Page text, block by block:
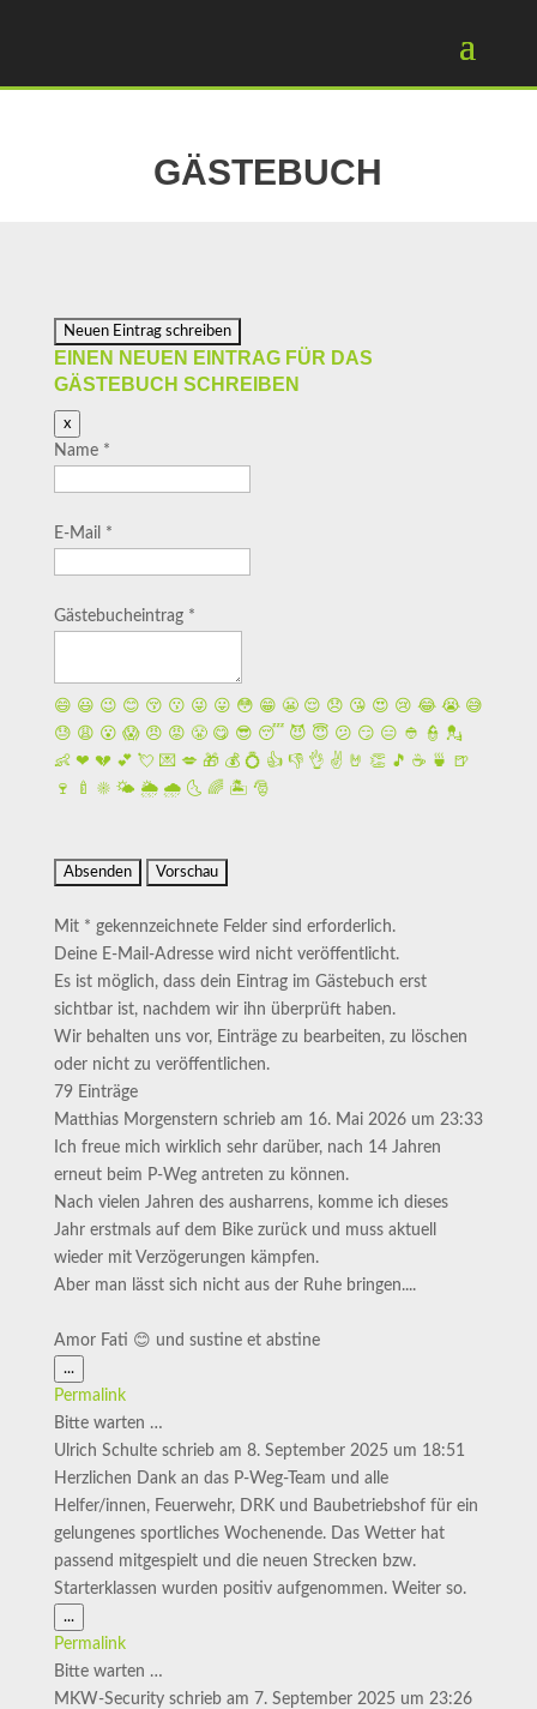
GÄSTEBUCH
EINEN NEUEN EINTRAG FÜR DAS
GÄSTEBUCH SCHREIBEN
xDieses
Formular
ausblenden
Name *
E-Mail *
Gästebucheintrag *
😄 😃 😉 😊 😚 😗 😜 😛 😳 😁 😬 😌 😞 😘 😍 😢 😂 😭 😅
😓 😩 😮 😱 😠 😡 😤 😋 😎 😴 😈 😇 😕 😏 😑 👲 👮 💂
👶 ❤ 💔 💕 💘 💌 💋 🎁 💰 💍 👍 👎 👌 ✌️ 🤘 👏 🎵 ☕️ 🍵
🍺
🍷
🍼 ☀️ 🌤 🌦 🌧 🌜 🌈 🏝 🎅
Mit * gekennzeichnete Felder sind erforderlich.
Deine E-Mail-Adresse wird nicht veröffentlicht.
Es ist möglich, dass dein Eintrag im Gästebuch erst
sichtbar ist, nachdem wir ihn überprüft haben.
Wir behalten uns vor, Einträge zu bearbeiten, zu löschen
oder nicht zu veröffentlichen.
79 Einträge
Matthias Morgenstern schrieb am 16. Mai 2026 um 23:33
Ich freue mich wirklich sehr darüber, nach 14 Jahren
erneut beim P-Weg antreten zu können.
Nach vielen Jahren des ausharrens, komme ich dieses
Jahr erstmals auf dem Bike zurück und muss aktuell
wieder mit Verzögerungen kämpfen.
Aber man lässt sich nicht aus der Ruhe bringen....
Amor Fati 😊 und sustine et abstine
...Diese
Metabox
Permalink
Bitte warten …
Ulrich Schulte schrieb am 8. September 2025 um 18:51
Herzlichen Dank an das P-Weg-Team und alle
Helfer/innen, Feuerwehr, DRK und Baubetriebshof für ein
gelungenes sportliches Wochenende. Das Wetter hat
passend mitgespielt und die neuen Strecken bzw.
Starterklassen wurden positiv aufgenommen. Weiter so.
...Diese
Metabox
Permalink
Bitte warten …
MKW-Security schrieb am 7. September 2025 um 23:26